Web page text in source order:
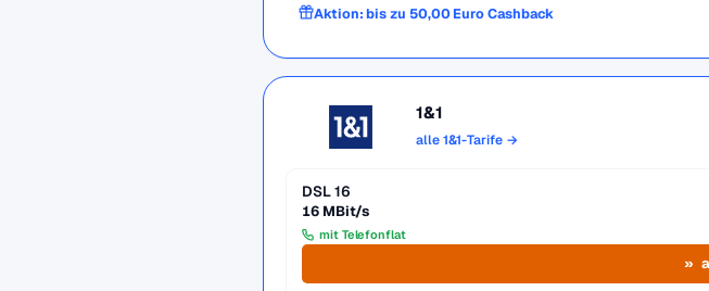
Aktion: bis zu 50,00 Euro Cashback
1&1
alle 1&1-Tarife →
DSL 16
16 MBit/s
mit Telefonflat